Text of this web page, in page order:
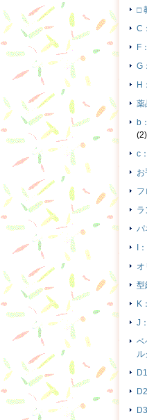
□
C
F
G
H
薬
b
(2)
c
フ
ラ
パ
I
オ
型
K
J
ベ
ル